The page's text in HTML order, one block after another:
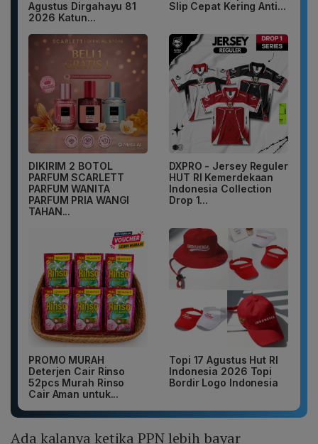
Agustus Dirgahayu 81
2026 Katun...
Slip Cepat Kering Anti...
DIKIRIM 2 BOTOL
PARFUM SCARLETT
PARFUM WANITA
PARFUM PRIA WANGI
TAHAN...
DXPRO - Jersey Reguler
HUT RI Kemerdekaan
Indonesia Collection
Drop 1...
PROMO MURAH
Deterjen Cair Rinso
52pcs Murah Rinso
Cair Aman untuk...
Topi 17 Agustus Hut RI
Indonesia 2026 Topi
Bordir Logo Indonesia
Ada kalanya ketika PPN lebih bayar